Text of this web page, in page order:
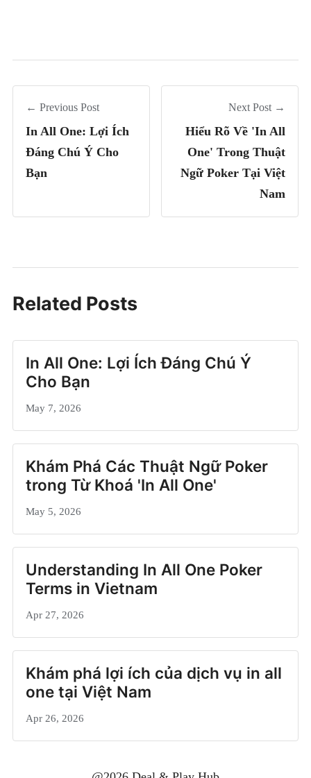
← Previous Post
In All One: Lợi Ích
Đáng Chú Ý Cho
Bạn
Next Post →
Hiểu Rõ Về 'In All
One' Trong Thuật
Ngữ Poker Tại Việt
Nam
Related Posts
In All One: Lợi Ích Đáng Chú Ý
Cho Bạn
May 7, 2026
Khám Phá Các Thuật Ngữ Poker
trong Từ Khoá 'In All One'
May 5, 2026
Understanding In All One Poker
Terms in Vietnam
Apr 27, 2026
Khám phá lợi ích của dịch vụ in all
one tại Việt Nam
Apr 26, 2026